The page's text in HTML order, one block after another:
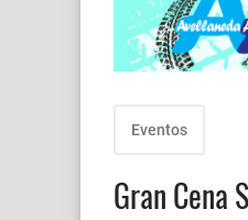
Eventos
Gran Cena